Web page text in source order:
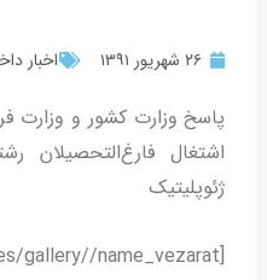
۲۶ شهریور ۱۳۹۱ اخبار
پاسخ وزارت کشور و وزارت
اشتغال فارغ‌التحصیلان
ژئوپلیتیک
name_vezarat]